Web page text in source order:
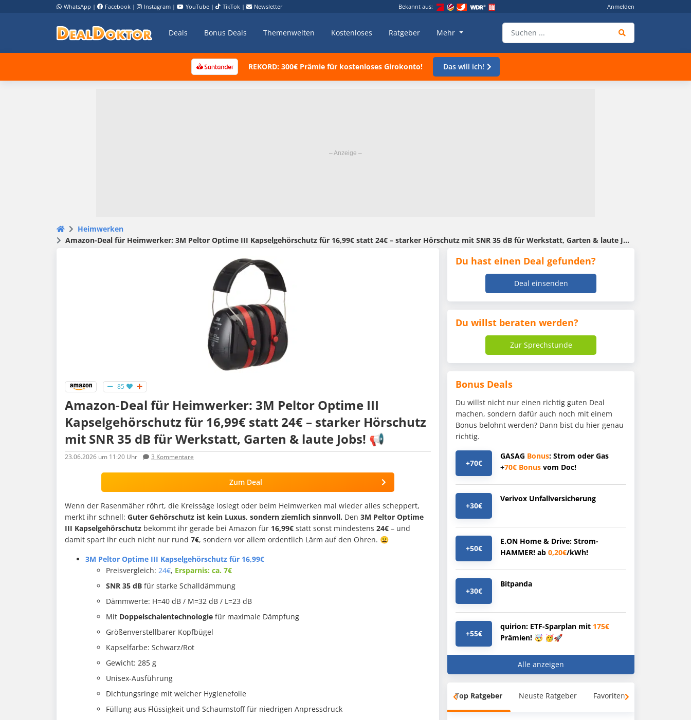
WhatsApp | Facebook | Instagram | YouTube | TikTok | Newsletter Bekannt aus: Anmelden
Deals Bonus Deals Themenwelten Kostenloses Ratgeber Mehr
REKORD: 300€ Prämie für kostenloses Girokonto! Das will ich!
Heimwerken
Amazon-Deal für Heimwerker: 3M Peltor Optime III Kapselgehörschutz für 16,99€ statt 24€ – starker Hörschutz mit SNR 35 dB für Werkstatt, Garten & laute Jobs! 📢
85
Amazon-Deal für Heimwerker: 3M Peltor Optime III
Kapselgehörschutz für 16,99€ statt 24€ – starker Hörschutz
mit SNR 35 dB für Werkstatt, Garten & laute Jobs! 📢
23.06.2026 um 11:20 Uhr 3 Kommentare
Zum Deal
Wenn der Rasenmäher röhrt, die Kreissäge loslegt oder beim Heimwerken mal wieder alles scheppert,
merkt ihr schnell: Guter Gehörschutz ist kein Luxus, sondern ziemlich sinnvoll. Den 3M Peltor Optime
III Kapselgehörschutz bekommt ihr gerade bei Amazon für 16,99€ statt sonst mindestens 24€ – und
damit spart ihr euch nicht nur rund 7€, sondern vor allem ordentlich Lärm auf den Ohren. 😀
3M Peltor Optime III Kapselgehörschutz für 16,99€
Preisvergleich: 24€, Ersparnis: ca. 7€
SNR 35 dB für starke Schalldämmung
Dämmwerte: H=40 dB / M=32 dB / L=23 dB
Mit Doppelschalentechnologie für maximale Dämpfung
Größenverstellbarer Kopfbügel
Kapselfarbe: Schwarz/Rot
Gewicht: 285 g
Unisex-Ausführung
Dichtungsringe mit weicher Hygienefolie
Füllung aus Flüssigkeit und Schaumstoff für niedrigen Anpressdruck
Du hast einen Deal gefunden?
Deal einsenden
Du willst beraten werden?
Zur Sprechstunde
Bonus Deals
Du willst nicht nur einen richtig guten Deal
machen, sondern dafür auch noch mit einem
Bonus belohnt werden? Dann bist du hier genau
richtig.
+70€
GASAG Bonus: Strom oder Gas
+70€ Bonus vom Doc!
+30€
Verivox Unfallversicherung
+50€
E.ON Home & Drive: Strom-
HAMMER! ab 0,20€/kWh!
+30€
Bitpanda
+55€
quirion: ETF-Sparplan mit 175€
Prämien! 🤯 🥳🚀
Alle anzeigen
Top Ratgeber Neuste Ratgeber Favoriten